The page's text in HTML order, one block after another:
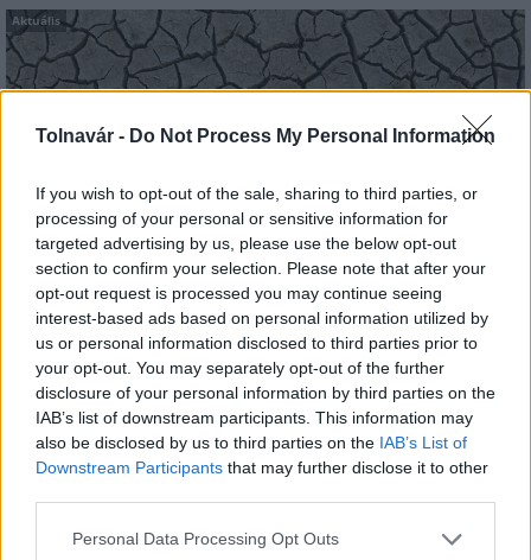
Tolnavár - Do Not Process My Personal Information
If you wish to opt-out of the sale, sharing to third parties, or
processing of your personal or sensitive information for
targeted advertising by us, please use the below opt-out
section to confirm your selection. Please note that after your
opt-out request is processed you may continue seeing
interest-based ads based on personal information utilized by
us or personal information disclosed to third parties prior to
your opt-out. You may separately opt-out of the further
disclosure of your personal information by third parties on the
IAB’s list of downstream participants. This information may
also be disclosed by us to third parties on the IAB’s List of
Downstream Participants that may further disclose it to other
Please note that this website/app uses one or more Google
Personal Data Processing Opt Outs
Aktuális
Paks: hétfőn és talán még kedden üzemben tartható
az utolsó turbina
MAGYAR ÉPÍTŐK